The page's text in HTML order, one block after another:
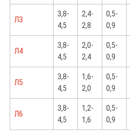
Л3
3,8-
4,5
2,4-
2,8
0,5-
0,9
Л4
3,8-
4,5
2,0-
2,4
0,5-
0,9
Л5
3,8-
4,5
1,6-
2,0
0,5-
0,9
Л6
3,8-
4,5
1,2-
1,6
0,5-
0,9